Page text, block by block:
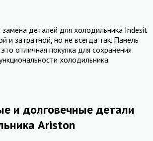
деталей для холодильника Indesit
и затратной, но не всегда так. Панель
отличная покупка для сохранения
холодильника.
и долговечные детали
Ariston